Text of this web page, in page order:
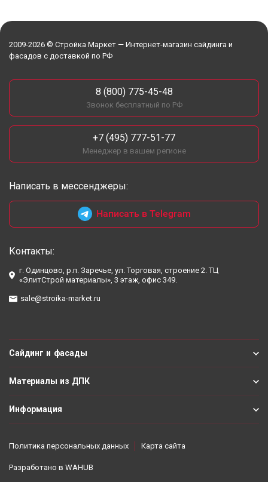
2009-2026 © Стройка Маркет — Интернет-магазин сайдинга и
фасадов с доставкой по РФ
8 (800) 775-45-48
Звонок бесплатный по РФ
+7 (495) 777-51-77
Менеджер в вашем регионе
Написать в мессенджеры:
Написать в Telegram
Контакты:
г. Одинцово, р.п. Заречье, ул. Торговая, строение 2. ТЦ
«ЭлитСтрой материалы», 3 этаж, офис 349.
sale@stroika-market.ru
Сайдинг и фасады
Материалы из ДПК
Информация
Политика персональных данных Карта сайта
Разработано в WAHUB